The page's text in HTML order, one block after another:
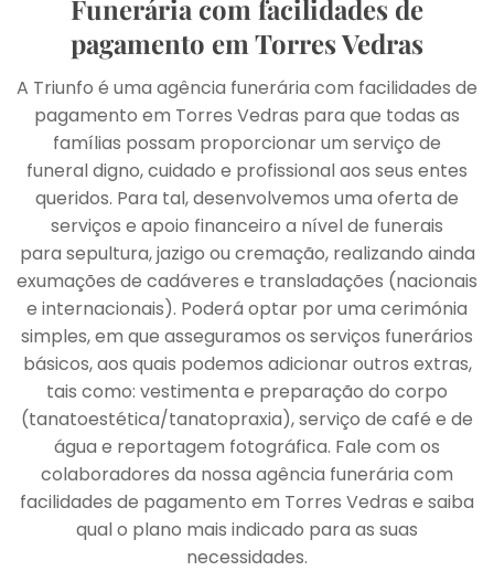
Funerária com facilidades de
pagamento em Torres Vedras
A Triunfo é uma agência funerária com facilidades de
pagamento em Torres Vedras para que todas as
famílias possam proporcionar um serviço de
funeral digno, cuidado e profissional aos seus entes
queridos. Para tal, desenvolvemos uma oferta de
serviços e apoio financeiro a nível de funerais
para sepultura, jazigo ou cremação, realizando ainda
exumações de cadáveres e transladações (nacionais
e internacionais). Poderá optar por uma cerimónia
simples, em que asseguramos os serviços funerários
básicos, aos quais podemos adicionar outros extras,
tais como: vestimenta e preparação do corpo
(tanatoestética/tanatopraxia), serviço de café e de
água e reportagem fotográfica. Fale com os
colaboradores da nossa agência funerária com
facilidades de pagamento em Torres Vedras e saiba
qual o plano mais indicado para as suas
necessidades.